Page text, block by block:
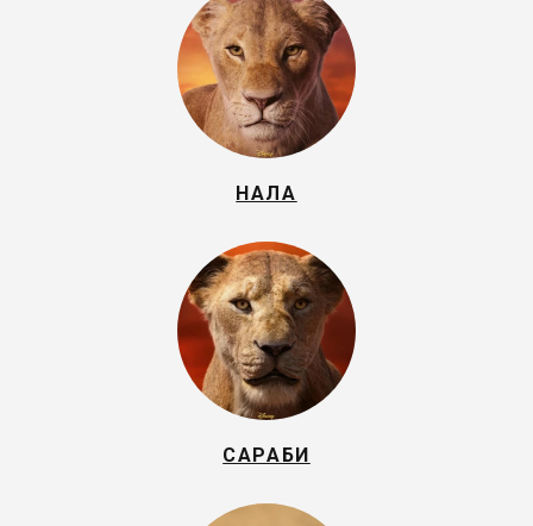
НАЛА
САРАБИ